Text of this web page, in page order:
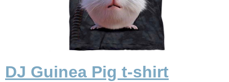
DJ Guinea Pig t-shirt